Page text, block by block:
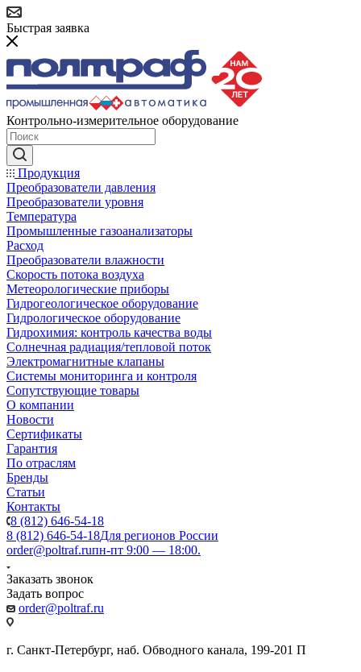
Быстрая заявка
Контрольно-измерительное оборудование
Продукция
Преобразователи давления
Преобразователи уровня
Температура
Промышленные газоанализаторы
Расход
Преобразователи влажности
Скорость потока воздуха
Метеорологические приборы
Гидрогеологическое оборудование
Гидрологическое оборудование
Гидрохимия: контроль качества воды
Солнечная радиация/тепловой поток
Электромагнитные клапаны
Системы мониторинга и контроля
Сопутствующие товары
О компании
Новости
Сертификаты
Гарантия
По отраслям
Бренды
Статьи
Контакты
8 (812) 646-54-18
8 (812) 646-54-18Для регионов России
order@poltraf.ruпн-пт 9:00 — 18:00.
Заказать звонок
Задать вопрос
order@poltraf.ru
г. Санкт-Петербург, наб. Обводного канала, 199-201 П